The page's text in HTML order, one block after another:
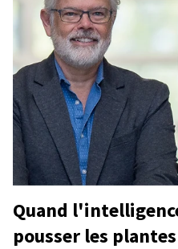
Quand
pousser les